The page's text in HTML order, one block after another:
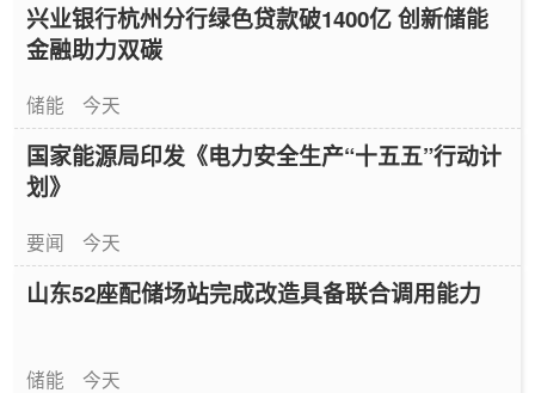
兴业银行杭州分行绿色贷款破1400亿 创新储能
金融助力双碳
储能 今天
国家能源局印发《电力安全生产“十五五”行动计
划》
要闻 今天
山东52座配储场站完成改造具备联合调用能力
储能 今天